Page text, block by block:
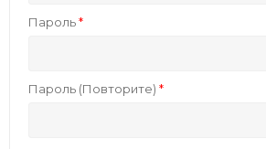
Пароль
Пароль (Повторите)